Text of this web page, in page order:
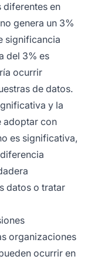
diferentes en
genera un 3%
significancia
del 3% es
ocurrir
de datos.
y la
adoptar con
es significativa,
datos o tratar
organizaciones
ocurrir en